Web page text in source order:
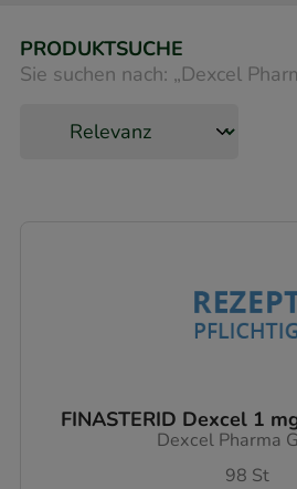
PRODUKTSUCHE
Sie suchen nach: „Dexcel
FINASTERID Dexcel 1
Dexcel Pharma
98 St